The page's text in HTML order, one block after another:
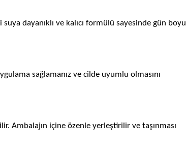
dayanıklı ve kalıcı formülü sayesinde gün boyu
sağlamanız ve cilde uyumlu olmasını
Ambalajın içine özenle yerleştirilir ve taşınması